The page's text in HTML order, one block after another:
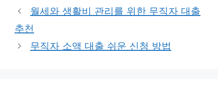
월세와 생활비 관리를 위한 무직자 대출
추천
무직자 소액 대출 쉬운 신청 방법